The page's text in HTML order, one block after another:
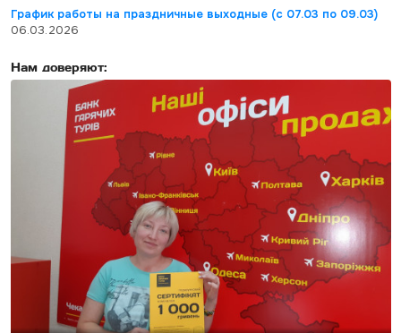
График работы на праздничные выходные (с 07.03 по 09.03)
06.03.2026
Нам доверяют: